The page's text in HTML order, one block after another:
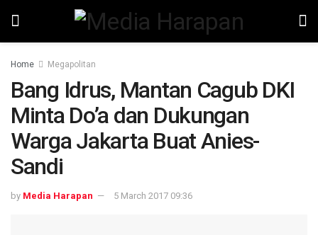
Home Megapolitan
​Bang Idrus, Mantan Cagub DKI
Minta Do’a dan Dukungan
Warga Jakarta Buat Anies-
Sandi
by Media Harapan 5 March 2017 09:36